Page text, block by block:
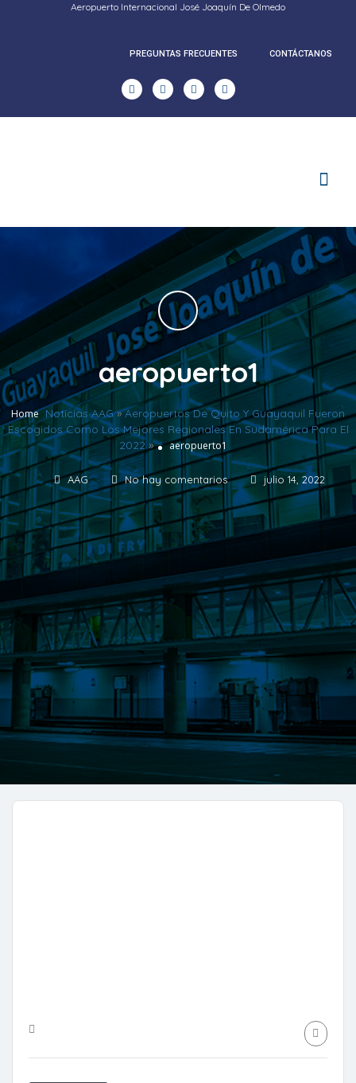
Aeropuerto Internacional José Joaquín De Olmedo
PREGUNTAS FRECUENTES CONTÁCTANOS
aeropuerto1
Home Noticias AAG»Aeropuertos De Quito Y Guayaquil Fueron
Escogidos Como Los Mejores Regionales En Sudamérica Para El
2022» aeropuerto1
AAG No hay comentarios julio 14, 2022